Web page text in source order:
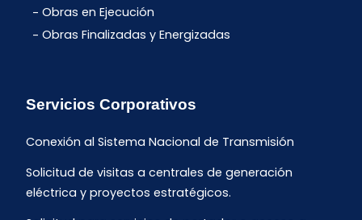
Obras en Ejecución
Obras Finalizadas y Energizadas
Servicios Corporativos
Conexión al Sistema Nacional de Transmisión
Solicitud de visitas a centrales de generación
eléctrica y proyectos estratégicos.